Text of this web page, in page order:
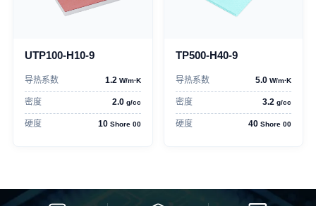
UTP100-H10-9
导热系数 1.2 W/m·K
密度 2.0 g/cc
硬度 10 Shore 00
TP500-H40-9
导热系数 5.0W/m·K
密度 3.2g/cc
硬度 40Shore 00